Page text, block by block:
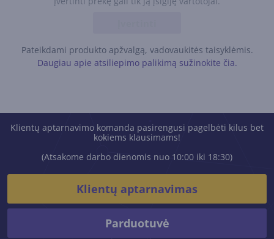
Pateikdami produkto apžvalgą, vadovaukitės taisyklėmis.
Daugiau apie atsiliepimo palikimą sužinokite čia.
Klientų aptarnavimo komanda pasirengusi pagelbėti kilus bet
kokiems klausimams!
(Atsakome darbo dienomis nuo 10:00 iki 18:30)
Klientų aptarnavimas
Parduotuvė